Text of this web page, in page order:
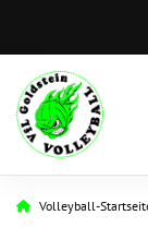
Volleyball-